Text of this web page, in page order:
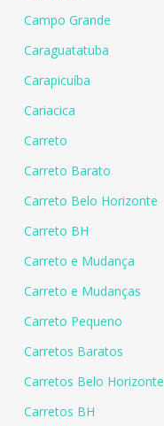
Campo Grande
Caraguatatuba
Carapicuíba
Cariacica
Carreto
Carreto Barato
Carreto Belo Horizonte
Carreto BH
Carreto e Mudança
Carreto e Mudanças
Carreto Pequeno
Carretos Baratos
Carretos Belo Horizonte
Carretos BH